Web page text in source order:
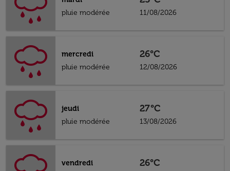
pluie modérée
11/08/2026
mercredi
pluie modérée
26°C
12/08/2026
jeudi
pluie modérée
27°C
13/08/2026
vendredi
26°C